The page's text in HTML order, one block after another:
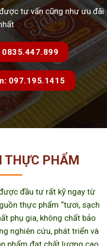
tư vấn cũng như ưu đãi
0835.447.899
097.195.1415
THỰC PHẨM
đầu tư rất kỹ ngay từ
thực phẩm “tươi, sạch
phụ gia, không chất bảo
nghiên cứu, phát triển và